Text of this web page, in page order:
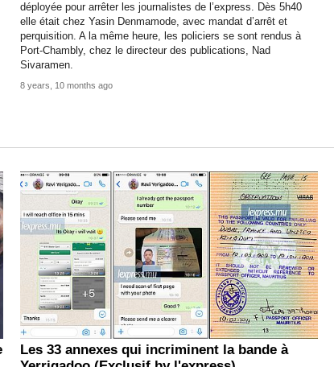
déployée pour arrêter les journalistes de l’express. Dès 5h40
elle était chez Yasin Denmamode, avec mandat d’arrêt et
perquisition. A la même heure, les policiers se sont rendus à
Port-Chambly, chez le directeur des publications, Nad
Sivaramen.
8 years, 10 months ago
Les 33 annexes qui incriminent la bande à